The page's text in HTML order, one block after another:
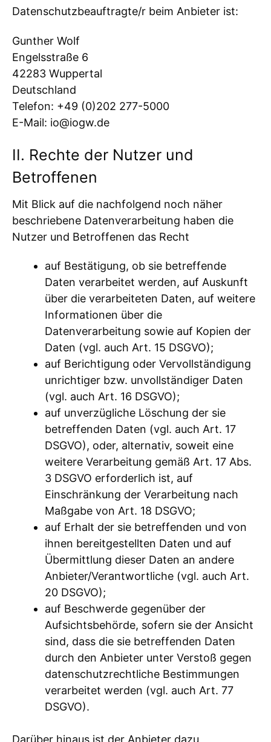
Datenschutzbeauftragte/r beim Anbieter ist:
Gunther Wolf
Engelsstraße 6
42283 Wuppertal
Deutschland
Telefon: +49 (0)202 277-5000
E-Mail: io@iogw.de
II. Rechte der Nutzer und
Betroffenen
Mit Blick auf die nachfolgend noch näher
beschriebene Datenverarbeitung haben die
Nutzer und Betroffenen das Recht
auf Bestätigung, ob sie betreffende
Daten verarbeitet werden, auf Auskunft
über die verarbeiteten Daten, auf weitere
Informationen über die
Datenverarbeitung sowie auf Kopien der
Daten (vgl. auch Art. 15 DSGVO);
auf Berichtigung oder Vervollständigung
unrichtiger bzw. unvollständiger Daten
(vgl. auch Art. 16 DSGVO);
auf unverzügliche Löschung der sie
betreffenden Daten (vgl. auch Art. 17
DSGVO), oder, alternativ, soweit eine
weitere Verarbeitung gemäß Art. 17 Abs.
3 DSGVO erforderlich ist, auf
Einschränkung der Verarbeitung nach
Maßgabe von Art. 18 DSGVO;
auf Erhalt der sie betreffenden und von
ihnen bereitgestellten Daten und auf
Übermittlung dieser Daten an andere
Anbieter/Verantwortliche (vgl. auch Art.
20 DSGVO);
auf Beschwerde gegenüber der
Aufsichtsbehörde, sofern sie der Ansicht
sind, dass die sie betreffenden Daten
durch den Anbieter unter Verstoß gegen
datenschutzrechtliche Bestimmungen
verarbeitet werden (vgl. auch Art. 77
DSGVO).
Darüber hinaus ist der Anbieter dazu